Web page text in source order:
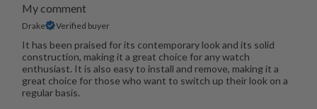
My comment
Drake Verified buyer
It has been praised for its contemporary look and its solid
construction, making it a great choice for any watch
enthusiast. It is also easy to install and remove, making it a
great choice for those who want to switch up their look on a
regular basis.